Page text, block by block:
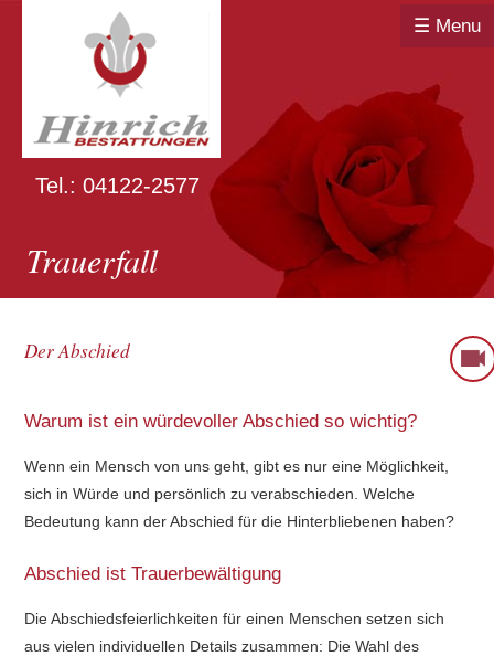
☰ Menu
Trauerfall
Tel.: 04122-2577
Der Abschied
Warum ist ein würdevoller Abschied so wichtig?
Wenn ein Mensch von uns geht, gibt es nur eine Möglichkeit,
sich in Würde und persönlich zu verabschieden. Welche
Bedeutung kann der Abschied für die Hinterbliebenen haben?
Abschied ist Trauerbewältigung
Die Abschiedsfeierlichkeiten für einen Menschen setzen sich
aus vielen individuellen Details zusammen: Die Wahl des